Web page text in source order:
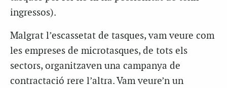
ingressos).
Malgrat l’escassetat de tasques, vam veure com
les empreses de microtasques, de tots els
sectors, organitzaven una campanya de
contractació rere l’altra. Vam veure’n un